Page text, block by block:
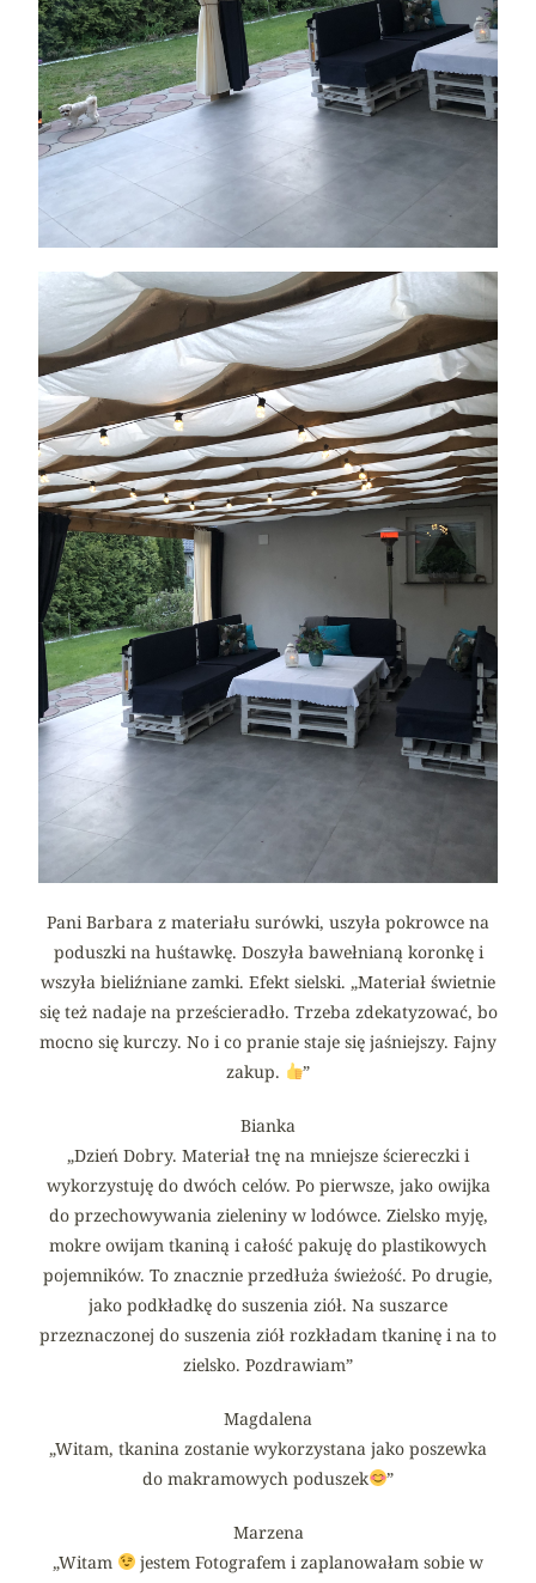
Pani Barbara z materiału surówki, uszyła pokrowce na
poduszki na huśtawkę. Doszyła bawełnianą koronkę i
wszyła bieliźniane zamki. Efekt sielski. „Materiał świetnie
się też nadaje na prześcieradło. Trzeba zdekatyzować, bo
mocno się kurczy. No i co pranie staje się jaśniejszy. Fajny
zakup.
”
Bianka
„Dzień Dobry. Materiał tnę na mniejsze ściereczki i
wykorzystuję do dwóch celów. Po pierwsze, jako owijka
do przechowywania zieleniny w lodówce. Zielsko myję,
mokre owijam tkaniną i całość pakuję do plastikowych
pojemników. To znacznie przedłuża świeżość. Po drugie,
jako podkładkę do suszenia ziół. Na suszarce
przeznaczonej do suszenia ziół rozkładam tkaninę i na to
zielsko. Pozdrawiam”
Magdalena
„Witam, tkanina zostanie wykorzystana jako poszewka
do makramowych poduszek
”
Marzena
„Witam
jestem Fotografem i zaplanowałam sobie w